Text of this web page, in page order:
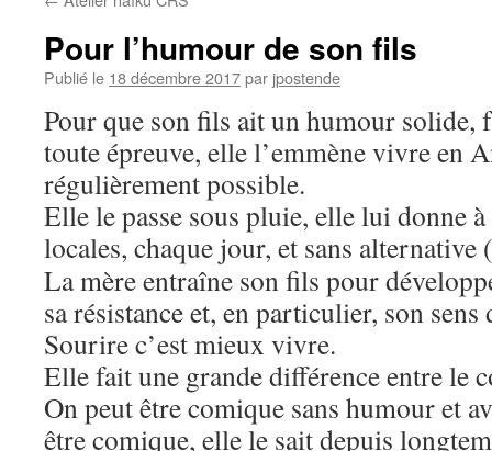
Pour l’humour de son fils
Publié le 18 décembre 2017par jpostende
Pour que son fils ait un humour solide,
toute épreuve, elle l’emmène vivre en
régulièrement possible.
Elle le passe sous pluie, elle lui donne
locales, chaque jour, et sans
La mère entraîne son fils pour
sa résistance et, en particulier, son sens
Sourire c’est mieux vivre.
Elle fait une grande différence entre le
On peut être comique sans humour et
être comique, elle le sait depuis